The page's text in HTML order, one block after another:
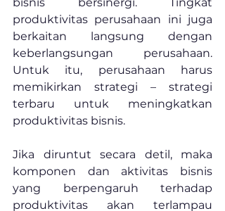
produktivitas perusahaan ini juga
berkaitan langsung dengan
keberlangsungan perusahaan.
Untuk itu, perusahaan harus
memikirkan strategi – strategi
terbaru untuk meningkatkan
produktivitas bisnis.
Jika diruntut secara detil, maka
komponen dan aktivitas bisnis
yang berpengaruh terhadap
produktivitas akan terlampau